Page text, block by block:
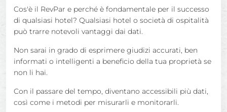
Cos'è il RevPar e perché è fondamentale per il successo
di qualsiasi hotel? Qualsiasi hotel o società di ospitalità
può trarre notevoli vantaggi dai dati.
Non sarai in grado di esprimere giudizi accurati, ben
informati o intelligenti a beneficio della tua proprietà se
non li hai.
Con il passare del tempo, diventano accessibili più dati,
così come i metodi per misurarli e monitorarli.